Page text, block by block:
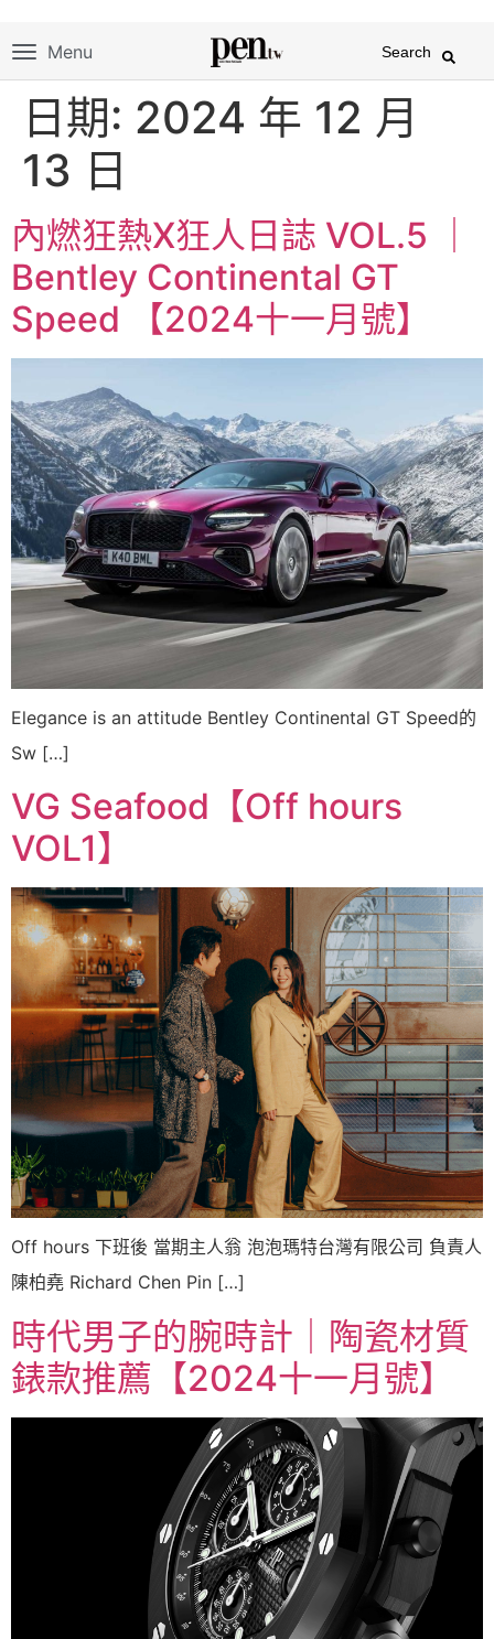
Menu Search
日期: 2024 年 12 月
13 日
內燃狂熱X狂人日誌 VOL.5 ｜
Bentley Continental GT
Speed 【2024十一月號】
Elegance is an attitude Bentley Continental GT Speed的
Sw […]
VG Seafood【Off hours
VOL1】
Off hours 下班後 當期主人翁 泡泡瑪特台灣有限公司 負責人
陳柏堯 Richard Chen Pin […]
時代男子的腕時計｜陶瓷材質
錶款推薦【2024十一月號】